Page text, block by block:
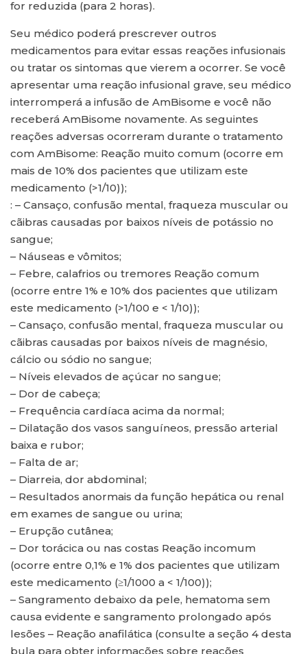
for reduzida (para 2 horas).
Seu médico poderá prescrever outros
medicamentos para evitar essas reações infusionais
ou tratar os sintomas que vierem a ocorrer. Se você
apresentar uma reação infusional grave, seu médico
interromperá a infusão de AmBisome e você não
receberá AmBisome novamente. As seguintes
reações adversas ocorreram durante o tratamento
com AmBisome: Reação muito comum (ocorre em
mais de 10% dos pacientes que utilizam este
medicamento (>1/10));
: – Cansaço, confusão mental, fraqueza muscular ou
cãibras causadas por baixos níveis de potássio no
sangue;
– Náuseas e vômitos;
– Febre, calafrios ou tremores Reação comum
(ocorre entre 1% e 10% dos pacientes que utilizam
este medicamento (>1/100 e < 1/10));
– Cansaço, confusão mental, fraqueza muscular ou
cãibras causadas por baixos níveis de magnésio,
cálcio ou sódio no sangue;
– Níveis elevados de açúcar no sangue;
– Dor de cabeça;
– Frequência cardíaca acima da normal;
– Dilatação dos vasos sanguíneos, pressão arterial
baixa e rubor;
– Falta de ar;
– Diarreia, dor abdominal;
– Resultados anormais da função hepática ou renal
em exames de sangue ou urina;
– Erupção cutânea;
– Dor torácica ou nas costas Reação incomum
(ocorre entre 0,1% e 1% dos pacientes que utilizam
este medicamento (≥1/1000 a < 1/100));
– Sangramento debaixo da pele, hematoma sem
causa evidente e sangramento prolongado após
lesões – Reação anafilática (consulte a seção 4 desta
bula para obter informações sobre reações